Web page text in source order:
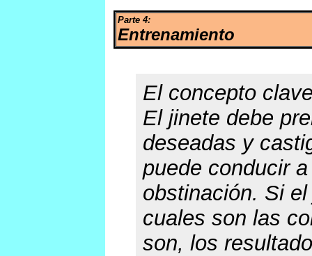
Parte 4:
Entrenamiento
El concepto
El jinete debe
deseadas y
puede conducir
obstinación. Si
cuales son las
son, los